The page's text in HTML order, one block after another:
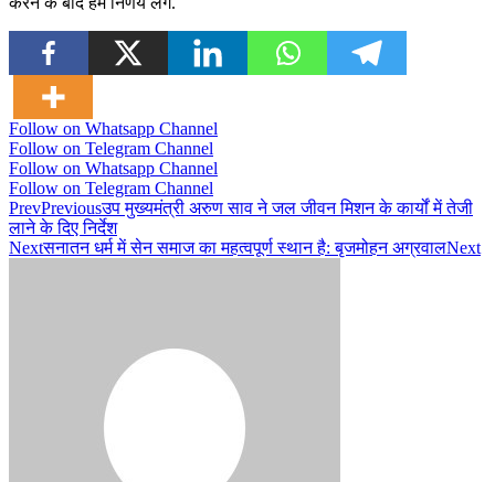
Follow on Whatsapp Channel
Follow on Telegram Channel
Follow on Whatsapp Channel
Follow on Telegram Channel
PrevPreviousउप मुख्यमंत्री अरुण साव ने जल जीवन मिशन के कार्यों में तेजी
लाने के दिए निर्देश
Nextसनातन धर्म में सेन समाज का महत्वपूर्ण स्थान है: बृजमोहन अग्रवालNext